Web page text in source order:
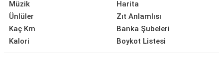
Müzik
Ünlüler
Kaç Km
Kalori
Harita
Zıt Anlamlısı
Banka Şubeleri
Boykot Listesi